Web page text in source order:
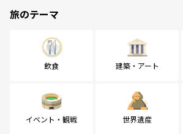
旅のテーマ
飲食 建築・アート
イベント・観戦 世界遺産